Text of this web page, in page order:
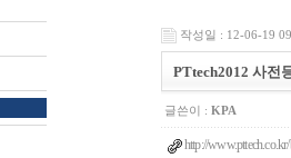
작성일 : 12-06-19
PTtech2012 사전
글쓴이 : KPA
http://